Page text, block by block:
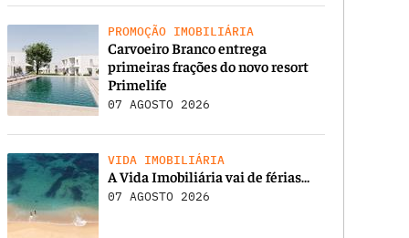
PROMOÇÃO IMOBILIÁRIA
Carvoeiro Branco entrega
primeiras frações do novo resort
Primelife
07 AGOSTO 2026
VIDA IMOBILIÁRIA
A Vida Imobiliária vai de férias…
07 AGOSTO 2026